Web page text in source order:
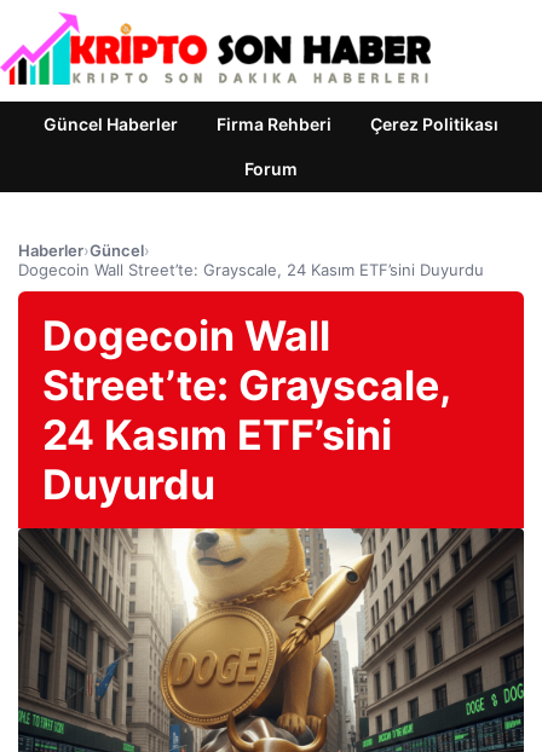
Güncel Haberler Firma Rehberi Çerez Politikası
Forum
Haberler›Güncel›
Dogecoin Wall Street’te: Grayscale, 24 Kasım ETF’sini Duyurdu
Dogecoin Wall
Street’te: Grayscale,
24 Kasım ETF’sini
Duyurdu